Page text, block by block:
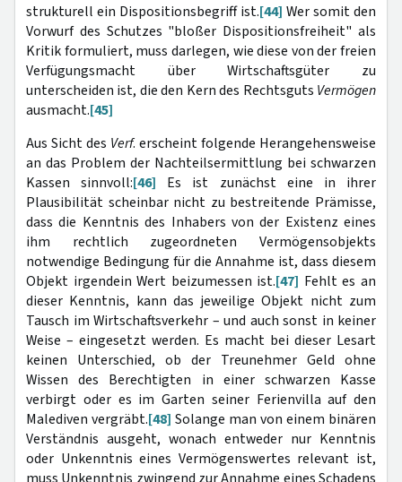
strukturell ein Dispositionsbegriff ist.[44] Wer somit den
Vorwurf des Schutzes "bloßer Dispositionsfreiheit" als
Kritik formuliert, muss darlegen, wie diese von der freien
Verfügungsmacht über Wirtschaftsgüter zu
unterscheiden ist, die den Kern des Rechtsguts Vermögen
ausmacht.[45]
Aus Sicht des Verf. erscheint folgende Herangehensweise
an das Problem der Nachteilsermittlung bei schwarzen
Kassen sinnvoll:[46] Es ist zunächst eine in ihrer
Plausibilität scheinbar nicht zu bestreitende Prämisse,
dass die Kenntnis des Inhabers von der Existenz eines
ihm rechtlich zugeordneten Vermögensobjekts
notwendige Bedingung für die Annahme ist, dass diesem
Objekt irgendein Wert beizumessen ist.[47] Fehlt es an
dieser Kenntnis, kann das jeweilige Objekt nicht zum
Tausch im Wirtschaftsverkehr – und auch sonst in keiner
Weise – eingesetzt werden. Es macht bei dieser Lesart
keinen Unterschied, ob der Treunehmer Geld ohne
Wissen des Berechtigten in einer schwarzen Kasse
verbirgt oder es im Garten seiner Ferienvilla auf den
Malediven vergräbt.[48] Solange man von einem binären
Verständnis ausgeht, wonach entweder nur Kenntnis
oder Unkenntnis eines Vermögenswertes relevant ist,